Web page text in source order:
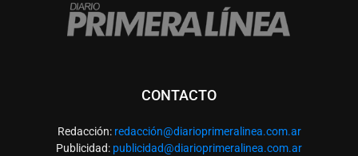
CONTACTO
Redacción: redacción@diarioprimeralinea.com.ar
Publicidad: publicidad@diarioprimeralinea.com.ar